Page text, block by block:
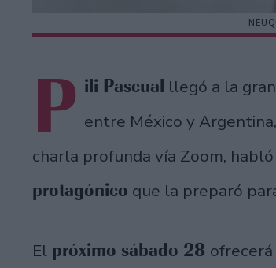
P ili Pascual llegó a la
entre México y
charla profunda vía Zoom,
protagónico que la preparó
El próximo sábado 28